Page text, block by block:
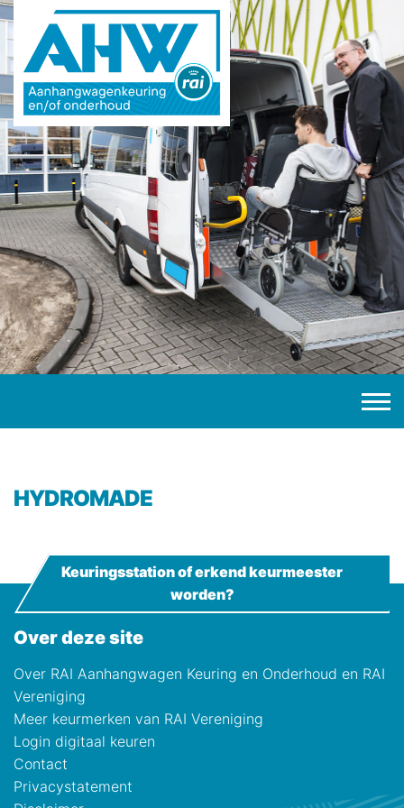
HYDROMADE
Over deze site
Over RAI Aanhangwagen Keuring en Onderhoud en RAI
Vereniging
Meer keurmerken van RAI Vereniging
Login digitaal keuren
Contact
Privacystatement
Keuringsstation of erkend keurmeester
worden?